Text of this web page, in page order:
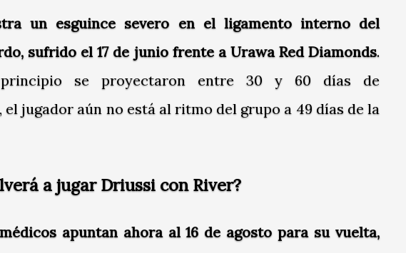
un esguince severo en el ligamento interno del
sufrido el 17 de junio frente a Urawa Red Diamonds.
se proyectaron entre 30 y 60 días de
jugador aún no está al ritmo del grupo a 49 días de la
a jugar Driussi con River?
apuntan ahora al 16 de agosto para su vuelta,